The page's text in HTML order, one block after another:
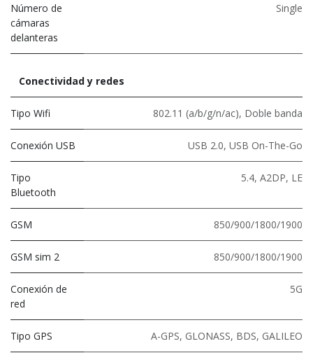
Número de
cámaras
delanteras
Single
Conectividad y redes
Tipo Wifi 802.11 (a/b/g/n/ac), Doble banda
Conexión USB USB 2.0, USB On-The-Go
Tipo
Bluetooth
5.4, A2DP, LE
GSM 850/900/1800/1900
GSM sim 2 850/900/1800/1900
Conexión de
red
5G
Tipo GPS A-GPS, GLONASS, BDS, GALILEO